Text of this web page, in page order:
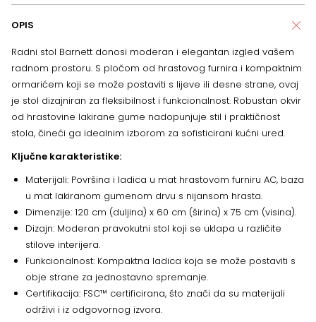
OPIS
Radni stol Barnett donosi moderan i elegantan izgled vašem
radnom prostoru. S pločom od hrastovog furnira i kompaktnim
ormarićem koji se može postaviti s lijeve ili desne strane, ovaj
je stol dizajniran za fleksibilnost i funkcionalnost. Robustan okvir
od hrastovine lakirane gume nadopunjuje stil i praktičnost
stola, čineći ga idealnim izborom za sofisticirani kućni ured.
Ključne karakteristike:
Materijali: Površina i ladica u mat hrastovom furniru AC, baza
u mat lakiranom gumenom drvu s nijansom hrasta.
Dimenzije: 120 cm (duljina) x 60 cm (širina) x 75 cm (visina).
Dizajn: Moderan pravokutni stol koji se uklapa u različite
stilove interijera.
Funkcionalnost: Kompaktna ladica koja se može postaviti s
obje strane za jednostavno spremanje.
Certifikacija: FSC™ certificirana, što znači da su materijali
održivi i iz odgovornog izvora.